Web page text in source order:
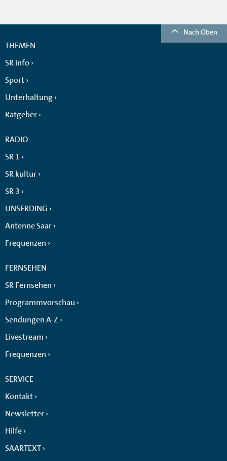
Nach Oben
THEMEN
SR info
Sport
Unterhaltung
Ratgeber
RADIO
SR 1
SR kultur
SR 3
UNSERDING
Antenne Saar
Frequenzen
FERNSEHEN
SR Fernsehen
Programmvorschau
Sendungen A-Z
Livestream
Frequenzen
SERVICE
Kontakt
Newsletter
Hilfe
SAARTEXT